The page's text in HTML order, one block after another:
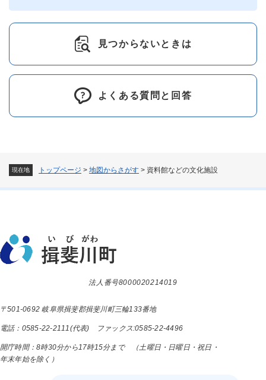
現在地 トップページ > 地図からさがす > 資料館などの文化施設
見つからないときは
よくある質問と回答
法人番号8000020214019
〒501-0692 岐阜県揖斐郡揖斐川町三輪133番地
電話：0585-22-2111(代表) ファックス:0585-22-4496
開庁時間：8時30分から17時15分まで （土曜日・日曜日・祝日・
年末年始を除く）